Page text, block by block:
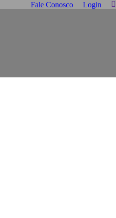
Fale Conosco
Login